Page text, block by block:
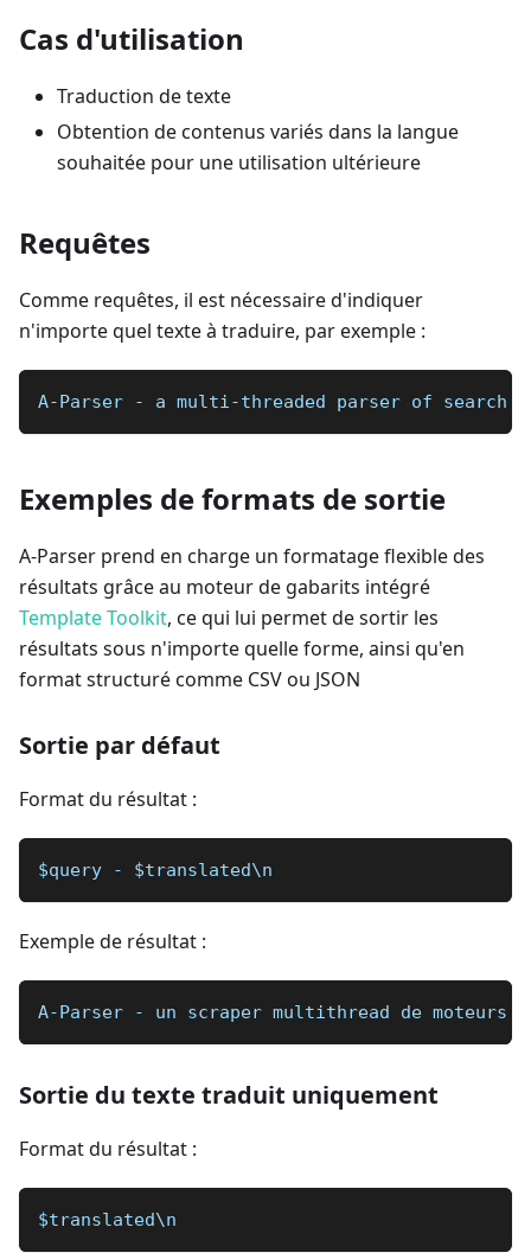
Cas d'utilisation
Traduction de texte
Obtention de contenus variés dans la langue
souhaitée pour une utilisation ultérieure
Requêtes
Comme requêtes, il est nécessaire d'indiquer
n'importe quel texte à traduire, par exemple :
A-Parser - a multi-threaded parser of search
Exemples de formats de sortie
A-Parser prend en charge un formatage flexible des
résultats grâce au moteur de gabarits intégré
Template Toolkit, ce qui lui permet de sortir les
résultats sous n'importe quelle forme, ainsi qu'en
format structuré comme CSV ou JSON
Sortie par défaut
Format du résultat :
$query - $translated\n
Exemple de résultat :
A-Parser - un scraper multithread de
Sortie du texte traduit uniquement
Format du résultat :
$translated\n